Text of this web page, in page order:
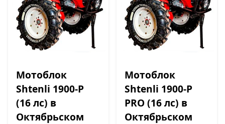
Мотоблок
Shtenli 1900-P
(16 лс) в
Октябрьском
Мотоблок
Shtenli 1900-P
PRO (16 лс) в
Октябрьском